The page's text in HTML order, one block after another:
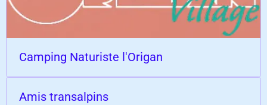
Camping Naturiste l'Origan
Amis transalpins